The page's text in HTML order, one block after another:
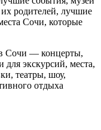
родителей, лучшие
Сочи, которые
Сочи — концерты,
для экскурсий, места,
театры, шоу,
отдыха